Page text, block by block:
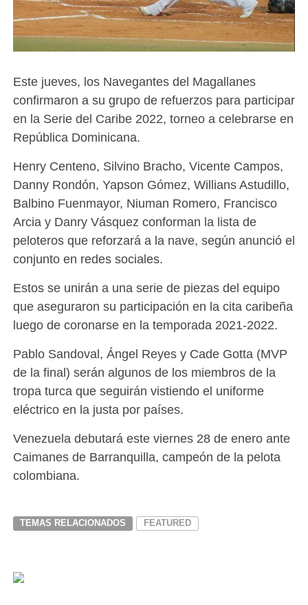
Este jueves, los Navegantes del Magallanes
confirmaron a su grupo de refuerzos para participar
en la Serie del Caribe 2022, torneo a celebrarse en
República Dominicana.
Henry Centeno, Silvino Bracho, Vicente Campos,
Danny Rondón, Yapson Gómez, Willians Astudillo,
Balbino Fuenmayor, Niuman Romero, Francisco
Arcia y Danry Vásquez conforman la lista de
peloteros que reforzará a la nave, según anunció el
conjunto en redes sociales.
Estos se unirán a una serie de piezas del equipo
que aseguraron su participación en la cita caribeña
luego de coronarse en la temporada 2021-2022.
Pablo Sandoval, Ángel Reyes y Cade Gotta (MVP
de la final) serán algunos de los miembros de la
tropa turca que seguirán vistiendo el uniforme
eléctrico en la justa por países.
Venezuela debutará este viernes 28 de enero ante
Caimanes de Barranquilla, campeón de la pelota
colombiana.
TEMAS RELACIONADOS FEATURED